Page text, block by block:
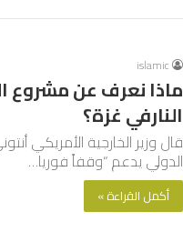
islamic
ماذا نعرف عن مشروع
النارفي غزة؟
قال وزير الخارجية الأمريكي
الدولي يدعم “وقفاً فوريا…
أكمل القراءة »